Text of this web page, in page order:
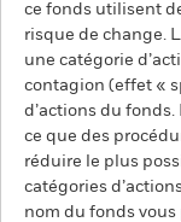
ce fonds utilisent
risque de change.
une catégorie
contagion (effet «
d’actions du
ce que des
réduire le plus
catégories
nom du fonds vous